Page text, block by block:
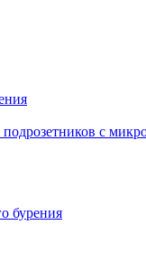
с
бурения